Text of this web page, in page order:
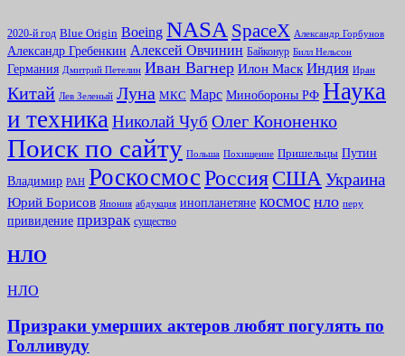
2020-й год Blue Origin Boeing NASA SpaceX Александр Горбунов
Александр Гребенкин Алексей Овчинин Байконур Билл Нельсон
Германия Дмитрий Петелин Иван Вагнер Илон Маск Индия Иран
Китай Лев Зеленый Луна МКС Марс Минoбороны РФ Наука
и техника Николай Чуб Олег Кононенко
Поиск по сайту Польша Похищение Пришельцы Путин
Владимир РАН РоскосмосРоссияСША Украина
Юрий Борисов Япония абдукция инопланетяне космос нло перу
привидение призрак существо
НЛО
НЛО
Призраки умерших актеров любят погулять по
Голливуду